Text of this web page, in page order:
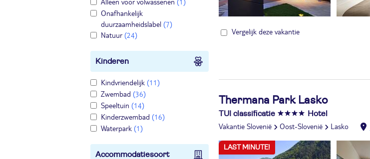
Onafhankelijk
duurzaamheidslabel (7)
Natuur(24)
Kinderen
Kindvriendelijk (11)
Zwembad (36)
Speeltuin (14)
Kinderzwembad (16)
Waterpark (1)
Accommodatiesoort
Vergelijk deze vakantie
Thermana Park Lasko
TUI classificatie Hotel
Vakantie Slovenië Oost-Slovenië Lasko
LAST MINUTE!